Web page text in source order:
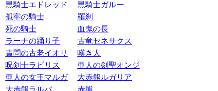
黒騎士エドレッド
黒騎士ガルー
孤牢の騎士
羅刹
死の騎士
血鬼の長
ラーナの踊り子
古竜セネサクス
責問の古老イオリ
嘆き人
呪剣士ラビリス
亜人の剣聖オンジ
亜人の女王マルガ
大赤熊ルガリア
大赤熊ラルバ
赤熊